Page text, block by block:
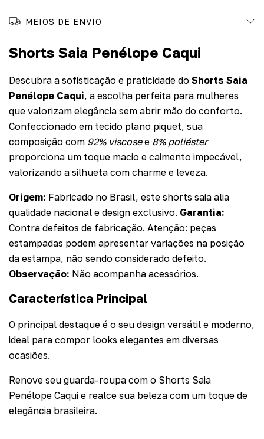
MEIOS DE ENVIO
Shorts Saia Penélope Caqui
Descubra a sofisticação e praticidade do Shorts Saia
Penélope Caqui, a escolha perfeita para mulheres
que valorizam elegância sem abrir mão do conforto.
Confeccionado em tecido plano piquet, sua
composição com 92% viscosee 8% poliéster
proporciona um toque macio e caimento impecável,
valorizando a silhueta com charme e leveza.
Origem: Fabricado no Brasil, este shorts saia alia
qualidade nacional e design exclusivo. Garantia:
Contra defeitos de fabricação. Atenção: peças
estampadas podem apresentar variações na posição
da estampa, não sendo considerado defeito.
Observação: Não acompanha acessórios.
Característica Principal
O principal destaque é o seu design versátil e moderno,
ideal para compor looks elegantes em diversas
ocasiões.
Renove seu guarda-roupa com o Shorts Saia
Penélope Caqui e realce sua beleza com um toque de
elegância brasileira.